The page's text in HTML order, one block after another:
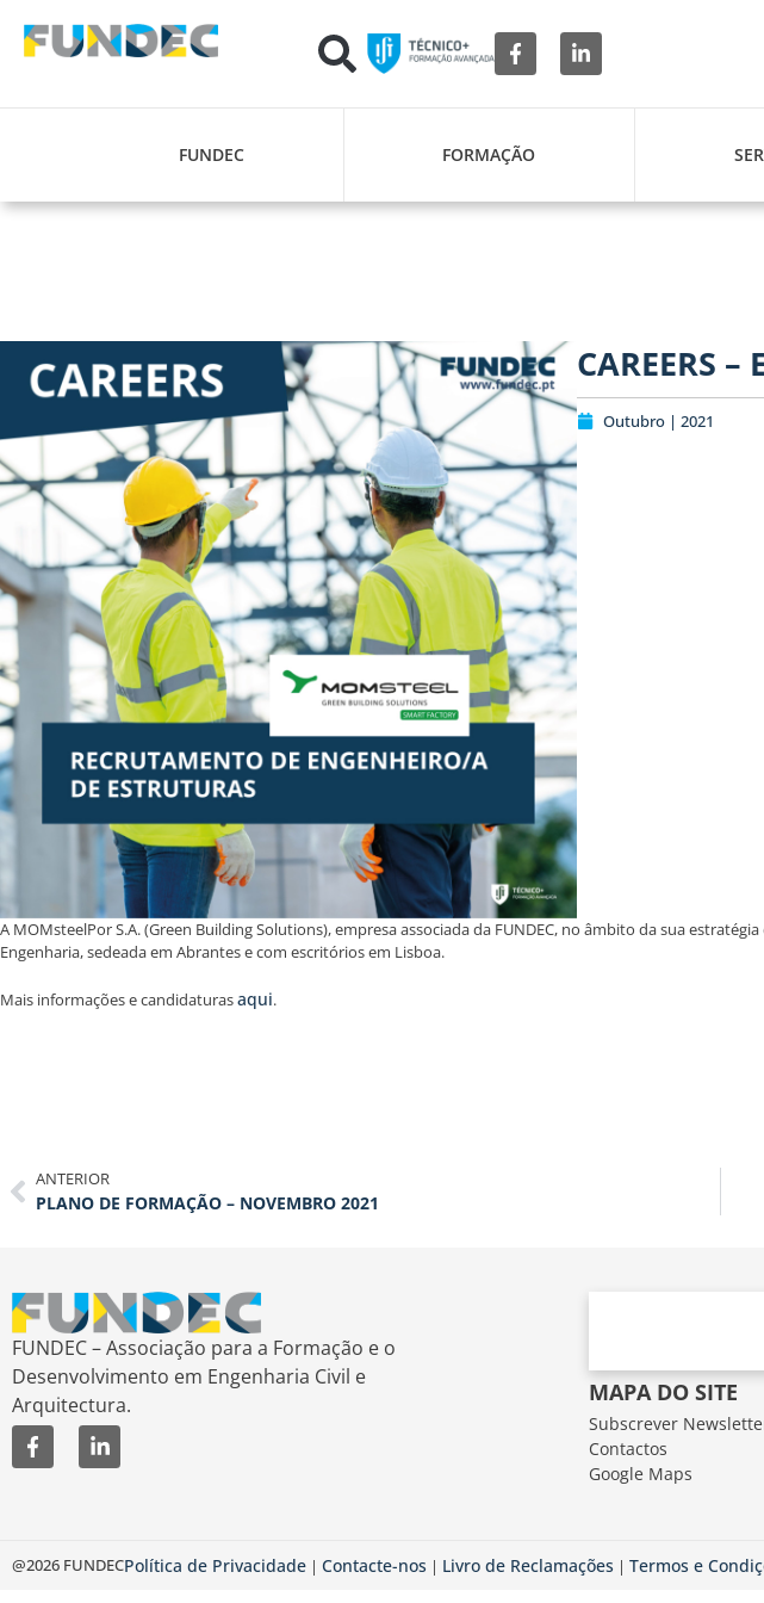
FUNDEC FORMAÇÃO
CAREERS –
Outubro | 2021
A MOMsteelPor S.A. (Green Building Solutions), empresa associada da FUNDEC, no âmbito da sua
Engenharia, sedeada em Abrantes e com escritórios em Lisboa.
Mais informações e candidaturasaqui.
ANTERIOR
PLANO DE FORMAÇÃO – NOVEMBRO 2021
FUNDEC – Associação para a Formação e o
Desenvolvimento em Engenharia Civil e
Arquitectura.
MAPA DO SITE
Subscrever
Contactos
Google Maps
@2026 FUNDECPolítica de Privacidade | Contacte-nos | Livro de Reclamações | Termos e